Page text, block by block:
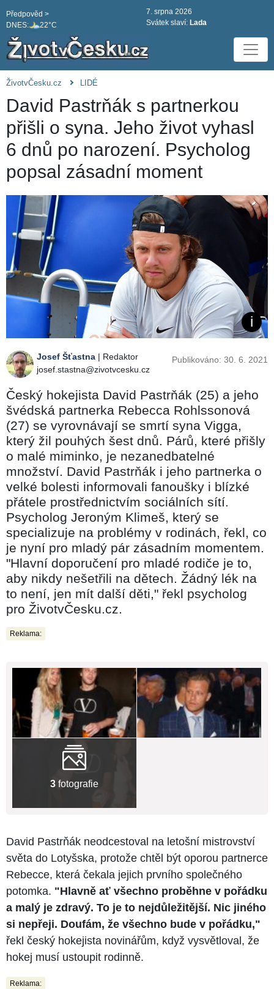
DNES: 22°C
Předpověd >
7. srpna 2026
Svátek slaví: Lada
ŽivotvČesku.cz LIDÉ
David Pastrňák s partnerkou
přišli o syna. Jeho život vyhasl
6 dnů po narození. Psycholog
popsal zásadní moment
Josef Šťastna | Redaktor
josef.stastna@zivotvcesku.cz
Publikováno: 30. 6. 2021
Český hokejista David Pastrňák (25) a jeho
švédská partnerka Rebecca Rohlssonová
(27) se vyrovnávají se smrtí syna Vigga,
který žil pouhých šest dnů. Párů, které přišly
o malé miminko, je nezanedbatelné
množství. David Pastrňák i jeho partnerka o
velké bolesti informovali fanoušky i blízké
přátele prostřednictvím sociálních sítí.
Psycholog Jeroným Klimeš, který se
specializuje na problémy v rodinách, řekl, co
je nyní pro mladý pár zásadním momentem.
"Hlavní doporučení pro mladé rodiče je to,
aby nikdy nešetřili na dětech. Žádný lék na
to není, jen mít další děti," řekl psycholog
pro ŽivotvČesku.cz.
Reklama:
3 fotografie
David Pastrňák neodcestoval na letošní mistrovství
světa do Lotyšska, protože chtěl být oporou partnerce
Rebecce, která čekala jejich prvního společného
potomka. "Hlavně ať všechno proběhne v pořádku
a malý je zdravý. To je to nejdůležitější. Nic jiného
si nepřeji. Doufám, že všechno bude v pořádku,"
řekl český hokejista novinářům, když vysvětloval, že
hokej musí ustoupit rodinně.
Reklama: